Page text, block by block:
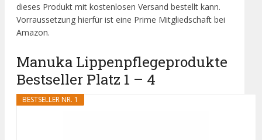
dieses Produkt mit kostenlosen Versand bestellt kann.
Vorraussetzung hierfür ist eine Prime Mitgliedschaft bei
Amazon.
Manuka Lippenpflegeprodukte
Bestseller Platz 1 – 4
BESTSELLER NR. 1